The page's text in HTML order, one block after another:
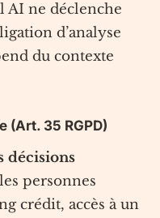
AI ne déclenche
d’analyse
du contexte
(Art. 35 RGPD)
décisions
personnes
crédit, accès à un